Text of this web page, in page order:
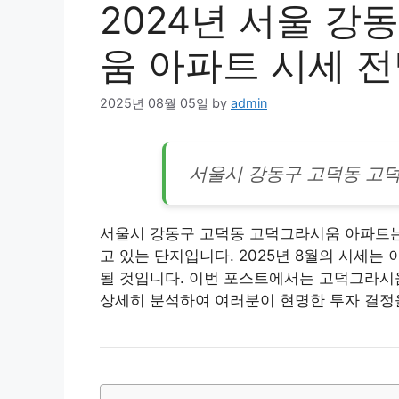
2024년 서울 강
움 아파트 시세
2025년 08월 05일 by admin
서울시 강동구 고덕동 고
서울시 강동구 고덕동 고덕그라시움 아파
고 있는 단지입니다. 2025년 8월의 시세는
될 것입니다. 이번 포스트에서는 고덕그라
상세히 분석하여 여러분이 현명한 투자 결